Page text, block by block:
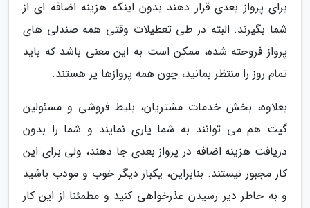
برای پرواز بعدی قرار دهند بدون اینکه هزینه اضافه ­ای از
شما بگیرند. البته در طی تعطیلات وقتی همه صندلی ­های
پرواز فروخته شده، ممکن است به این معنی باشد که باید
تمام روز را منتظر بمانید، چون همه پروازها پر هستند.
بعلاوه، بخش خدمات مشتریان، بلیط فروشی و مسئولین
گیت هم می­ توانند به شما یاری نمایند و شما را بدون
دریافت هزینه اضافه در پرواز بعدی جا دهند، ولی برای این
کار مجبور نیستند. بنابراین، یکبار دیگر خوب و مودب باشید
و به خاطر دیر رسیدن عذرخواهی کنید و مطمئنا از این کار